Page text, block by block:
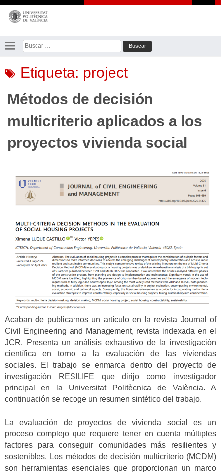
Saltar
contenido
Buscar:
Etiqueta: project
Métodos de decisión
multicriterio aplicados a los
proyectos vivienda social
Acaban de publicarnos un artículo en la revista Journal of
Civil Engineering and Management, revista indexada en el
JCR. Presenta un análisis exhaustivo de la investigación
científica en torno a la evaluación de las viviendas
sociales. El trabajo se enmarca dentro del proyecto de
investigación
RESILIFE que dirijo como investigador
principal en la Universitat Politècnica de València. A
continuación se recoge un resumen sintético del trabajo.
La evaluación de proyectos de vivienda social es un
proceso complejo que requiere tener en cuenta múltiples
factores para conseguir comunidades más resilientes y
sostenibles. Los métodos de decisión multicriterio (MCDM)
son herramientas esenciales que proporcionan un marco